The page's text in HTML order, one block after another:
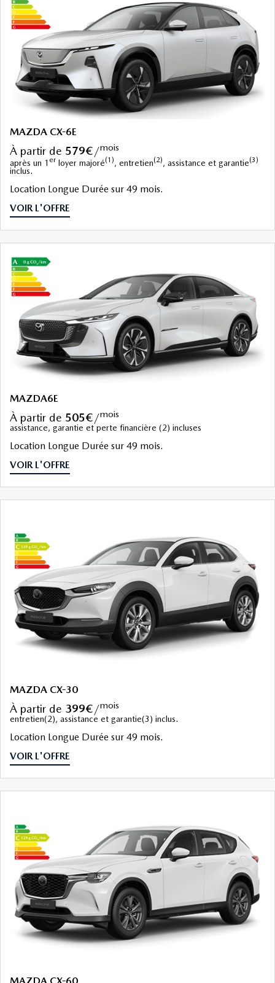
MAZDA CX-6E
à partir de 579€/mois
après un 1 er loyer majoré(1), entretien(2), assistance et garantie(3)
inclus.
Location Longue Durée sur 49 mois.
VOIR L'OFFRE
MAZDA6E
à partir de 505€/mois
assistance, garantie et perte financière (2) incluses
Location Longue Durée sur 49 mois.
VOIR L'OFFRE
MAZDA CX-30
à partir de 399€/mois
entretien(2), assistance et garantie(3) inclus.
Location Longue Durée sur 49 mois.
VOIR L'OFFRE